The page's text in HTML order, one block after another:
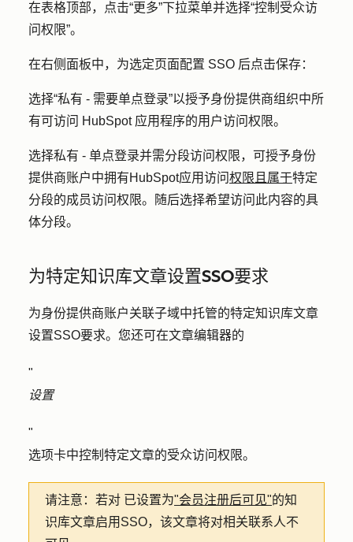
在表格顶部，点击“更多”下拉菜单并选择“控制受众访
问权限”。
在右侧面板中，为选定页面配置 SSO 后点击保存：
选择“私有 - 需要单点登录”以授予身份提供商组织中所
有可访问 HubSpot 应用程序的用户访问权限。
选择私有 - 单点登录并需分段访问权限，可授予身份
提供商账户中拥有HubSpot应用访问权限且属于特定
分段的成员访问权限。随后选择希望访问此内容的具
体分段。
为特定知识库文章设置SSO要求
为身份提供商账户关联子域中托管的特定知识库文章
设置SSO要求。您还可在文章编辑器的
"
设置
"
选项卡中控制特定文章的受众访问权限。
请注意：若对 已设置为"会员注册后可见"的知
识库文章启用SSO，该文章将对相关联系人不